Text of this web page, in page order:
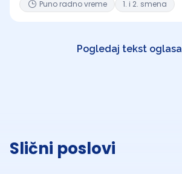
Puno radno vreme 1. i 2. smena
Pogledaj tekst oglasa
Slični poslovi